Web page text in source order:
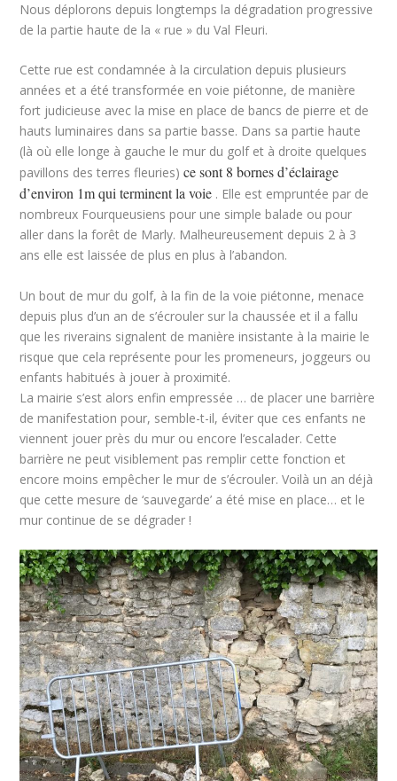
Nous déplorons depuis longtemps la dégradation progressive
de la partie haute de la « rue » du Val Fleuri.
Cette rue est condamnée à la circulation depuis plusieurs
années et a été transformée en voie piétonne, de manière
fort judicieuse avec la mise en place de bancs de pierre et de
hauts luminaires dans sa partie basse. Dans sa partie haute
(là où elle longe à gauche le mur du golf et à droite quelques
pavillons des terres fleuries)ce sont 8 bornes d’éclairage
d’environ 1m qui terminent la voie . Elle est empruntée par de
nombreux Fourqueusiens pour une simple balade ou pour
aller dans la forêt de Marly. Malheureusement depuis 2 à 3
ans elle est laissée de plus en plus à l’abandon.
Un bout de mur du golf, à la fin de la voie piétonne, menace
depuis plus d’un an de s’écrouler sur la chaussée et il a fallu
que les riverains signalent de manière insistante à la mairie le
risque que cela représente pour les promeneurs, joggeurs ou
enfants habitués à jouer à proximité.
La mairie s’est alors enfin empressée … de placer une barrière
de manifestation pour, semble-t-il, éviter que ces enfants ne
viennent jouer près du mur ou encore l’escalader. Cette
barrière ne peut visiblement pas remplir cette fonction et
encore moins empêcher le mur de s’écrouler. Voilà un an déjà
que cette mesure de ‘sauvegarde’ a été mise en place… et le
mur continue de se dégrader !